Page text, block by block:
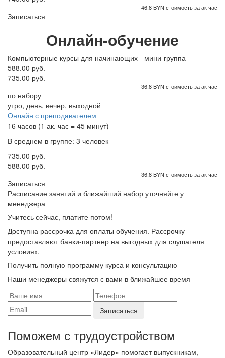
46.8 BYN стоимость за ак час
Записаться
Онлайн-обучение
Компьютерные курсы для начинающих - мини-группа
588.00 руб.
735.00 руб.
36.8 BYN стоимость за ак час
по набору
утро, день, вечер, выходной
Онлайн с преподавателем
16 часов (1 ак. час = 45 минут)
В среднем в группе: 3 человек
735.00 руб.
588.00 руб.
36.8 BYN стоимость за ак час
Записаться
Расписание занятий и ближайший набор уточняйте у
менеджера
Учитесь сейчас, платите потом!
Доступна рассрочка для оплаты обучения. Рассрочку
предоставляют банки-партнер на выгодных для слушателя
условиях.
Получить полную программу курса и консультацию
Наши менеджеры свяжутся с вами в ближайшее время
Поможем с трудоустройcтвом
Образовательный центр «Лидер» помогает выпускникам,